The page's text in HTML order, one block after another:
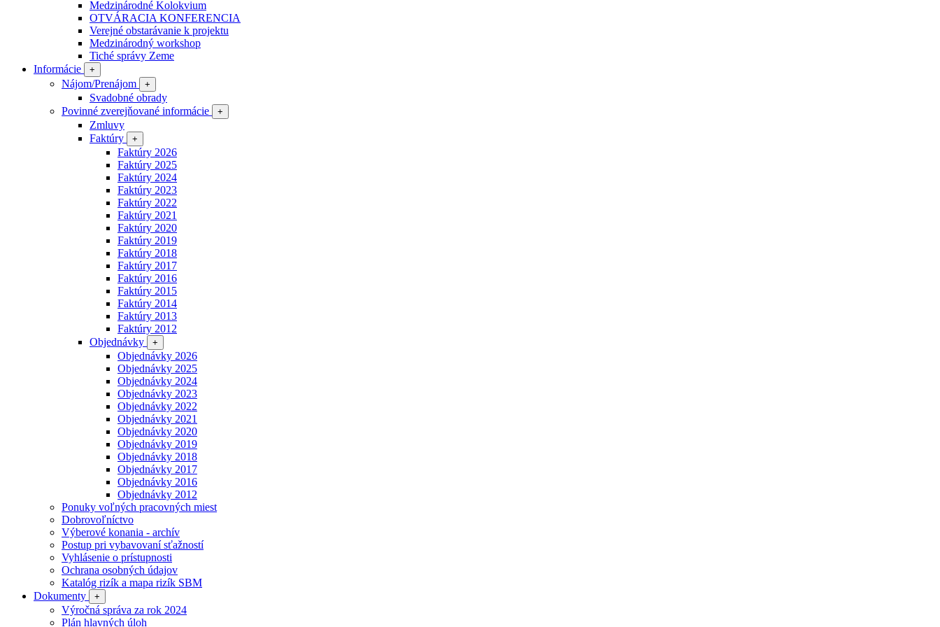
Medzinárodné Kolokvium
OTVÁRACIA KONFERENCIA
Verejné obstarávanie k projektu
Medzinárodný workshop
Tiché správy Zeme
Informácie
+
Nájom/Prenájom +
Svadobné obrady
Povinné zverejňované informácie
+
Zmluvy
Faktúry
+
Faktúry 2026
Faktúry 2025
Faktúry 2024
Faktúry 2023
Faktúry 2022
Faktúry 2021
Faktúry 2020
Faktúry 2019
Faktúry 2018
Faktúry 2017
Faktúry 2016
Faktúry 2015
Faktúry 2014
Faktúry 2013
Faktúry 2012
Objednávky
+
Objednávky 2026
Objednávky 2025
Objednávky 2024
Objednávky 2023
Objednávky 2022
Objednávky 2021
Objednávky 2020
Objednávky 2019
Objednávky 2018
Objednávky 2017
Objednávky 2016
Objednávky 2012
Ponuky voľných pracovných miest
Dobrovoľníctvo
Výberové konania - archív
Postup pri vybavovaní sťažností
Vyhlásenie o prístupnosti
Ochrana osobných údajov
Katalóg rizík a mapa rizík SBM
Dokumenty
+
Výročná správa za rok 2024
Plán hlavných úloh